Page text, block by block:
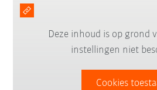
Deze inhoud is op grond
instellingen niet
Cookies